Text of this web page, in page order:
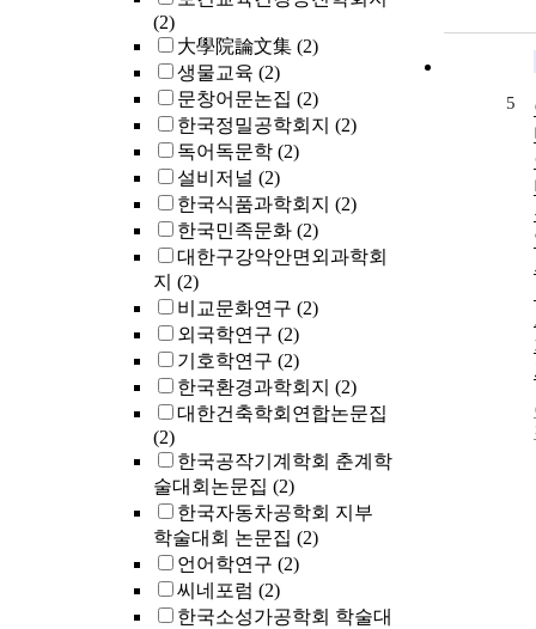
(2)
大學院論文集 (2)
생물교육 (2)
문창어문논집 (2)
한국정밀공학회지 (2)
독어독문학 (2)
설비저널 (2)
한국식품과학회지 (2)
한국민족문화 (2)
대한구강악안면외과학회
지 (2)
비교문화연구 (2)
외국학연구 (2)
기호학연구 (2)
한국환경과학회지 (2)
대한건축학회연합논문집
(2)
한국공작기계학회 춘계학
술대회논문집 (2)
한국자동차공학회 지부
학술대회 논문집 (2)
언어학연구 (2)
씨네포럼 (2)
한국소성가공학회 학술대
5